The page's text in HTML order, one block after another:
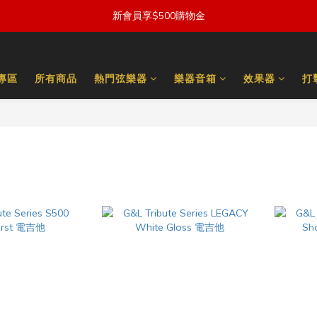
新會員享$500購物金
區 所有商品 熱門弦樂器 樂器音箱 效果器 打